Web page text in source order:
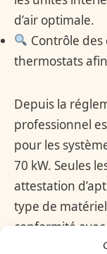
d’air optimale.
Contrôle
thermostats
Depuis la
professionnel
pour les
70 kW. Seules
attestation
type de
conformité
cet entretien